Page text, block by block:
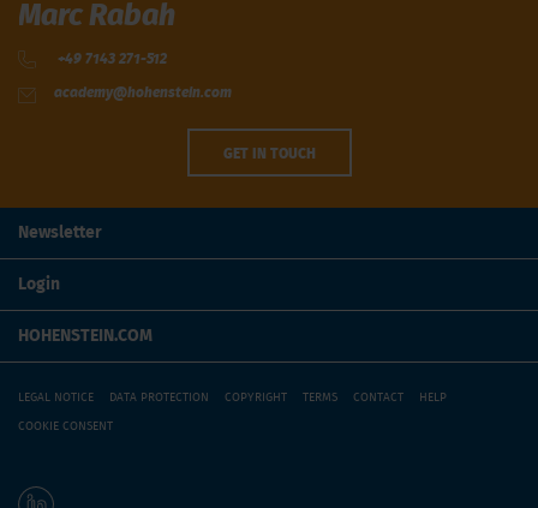
Marc Rabah
+49 7143 271-512
academy@hohenstein.com
GET IN TOUCH
Newsletter
Login
HOHENSTEIN.COM
LEGAL NOTICE DATA PROTECTION COPYRIGHT TERMS CONTACT HELP
COOKIE CONSENT